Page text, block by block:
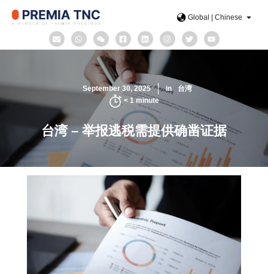
Global | Chinese
September 30, 2025 in
台湾
< 1 minute
台湾 – 举报逃税需提供确凿证据